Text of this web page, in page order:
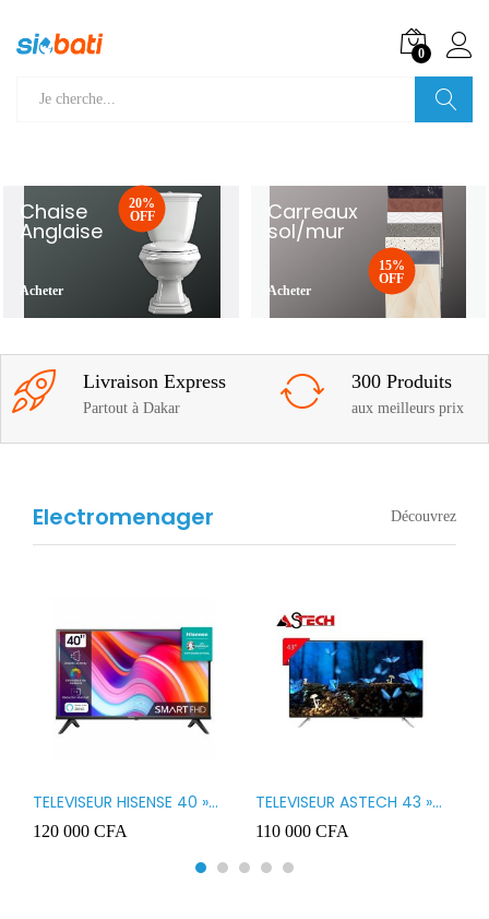
0
Chaise
Anglaise
Acheter
20%
OFF
Carreaux
sol/mur
Acheter
15%
OFF
Livraison Express
Partout à Dakar
300 Produits
aux meilleurs prix
Electromenager Découvrez
TELEVISEUR HISENSE 40 »
LED SMART VIDAA 40A4K
120 000 CFA
TELEVISEUR ASTECH 43 »
LED 43OD15
110 000 CFA